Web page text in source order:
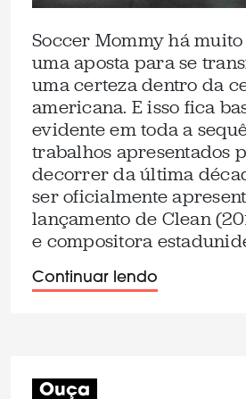
Soccer Mommy há
uma aposta para se
uma certeza dentro da
americana. E isso fica
evidente em toda a
trabalhos apresentados
decorrer da última
ser oficialmente
lançamento de Clean
e compositora
Continuar lendo
Ouça